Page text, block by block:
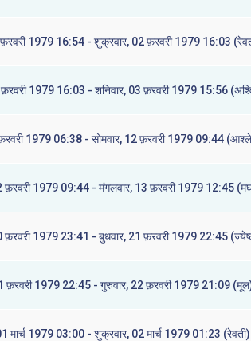
1979 16:54 - शुक्रवार, 02 फ़रवरी 1979 16:03
1979 16:03 - शनिवार, 03 फ़रवरी 1979 15:56
फ़रवरी 1979 06:38 - सोमवार, 12 फ़रवरी 1979 09:44
फ़रवरी 1979 09:44 - मंगलवार, 13 फ़रवरी 1979 12:45
फ़रवरी 1979 23:41 - बुधवार, 21 फ़रवरी 1979 22:45
फ़रवरी 1979 22:45 - गुरुवार, 22 फ़रवरी 1979 21:09
मार्च 1979 03:00 - शुक्रवार, 02 मार्च 1979 01:23 (रेवती)